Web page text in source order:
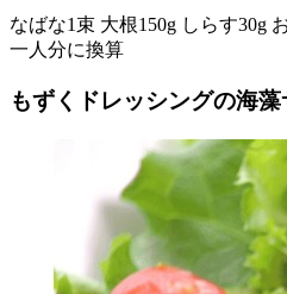
なばな1束 大根150g しらす30g
一人分に換算
もずくドレッシングの海藻